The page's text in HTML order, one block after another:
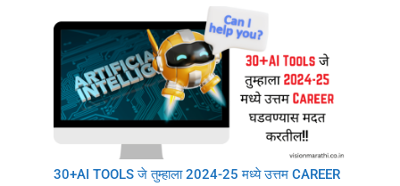
30+AI TOOLS जे तुम्हाला 2024-25 मध्ये उत्तम CAREER